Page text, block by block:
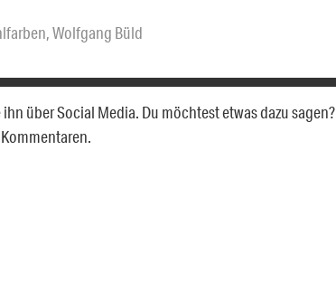
,Wolfgang Büld
über Social Media. Du möchtest etwas dazu sagen?